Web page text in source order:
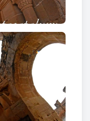
la construcció
suposar la seva
de les
de l’ alcalde